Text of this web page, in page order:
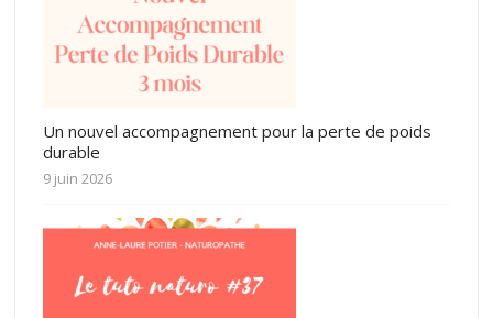
Un nouvel accompagnement pour la perte de poids
durable
9 juin 2026